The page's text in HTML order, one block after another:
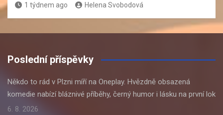
1 týdnem ago Helena Svobodová
Poslední příspěvky
Někdo to rád v Plzni míří na Oneplay. Hvězdně obsazená
komedie nabízí bláznivé příběhy, černý humor i lásku na první lok
6. 8. 2026